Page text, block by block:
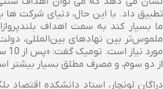
تطبیق داد. با این حال، دنیای شرکت ها
ما بسیار کند به سمت اهداف
ملموس‌تر بین نهادهای بین‌المللی،
از دو سوم، و مصرف مطلق بسیار بیشتر
دراگان لونچار، استاد دانشکده